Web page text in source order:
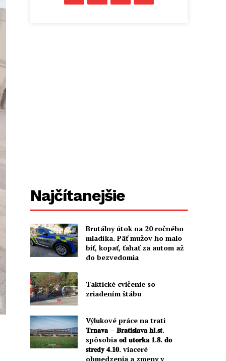
Najčítanejšie
Brutálny útok na 20 ročného
mladíka. Päť mužov ho malo
biť, kopať, ťahať za autom až
do bezvedomia
Taktické cvičenie so
zriadením štábu
Výlukové práce na trati
𝐓𝐫𝐧𝐚𝐯𝐚 – 𝐁𝐫𝐚𝐭𝐢𝐬𝐥𝐚𝐯𝐚 𝐡𝐥.𝐬𝐭.
spôsobia 𝐨𝐝 𝐮𝐭𝐨𝐫𝐤𝐚 𝟏.𝟖. 𝐝𝐨
𝐬𝐭𝐫𝐞𝐝𝐲 𝟒.𝟏𝟎. viaceré
obmedzenia a zmeny v